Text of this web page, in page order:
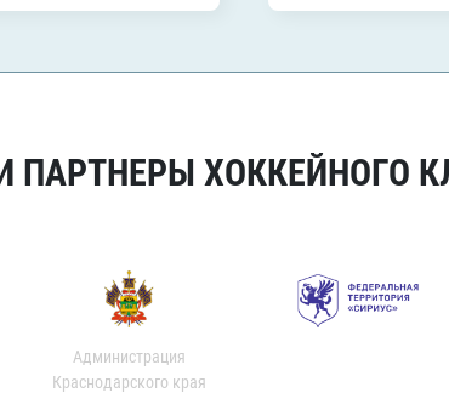
ХОККЕЙНОГО
Администрация
Краснодарского края